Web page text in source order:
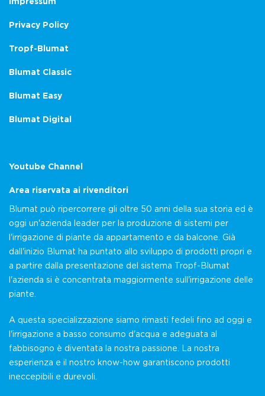
Privacy Policy
Tropf-Blumat
Blumat Classic
Blumat Easy
Blumat Digital
Youtube Channel
Area riservata ai rivenditori
Blumat può ripercorrere gli oltre 50 anni della sua storia ed è
oggi un'azienda leader per la produzione di sistemi per
l'irrigazione di piante da appartamento e da balcone. Già
dall'inizio Blumat ha puntato allo sviluppo di prodotti propri e
a partire dalla presentazione del sistema Tropf-Blumat
l'azienda si è concentrata maggiormente sull'irrigazione delle
piante.
A questa specializzazione siamo rimasti fedeli fino ad oggi e
l'irrigazione a basso consumo d'acqua e adeguata al
fabbisogno è diventata la nostra passione. La nostra
esperienza e il nostro know-how garantiscono prodotti
ineccepibili e durevoli.